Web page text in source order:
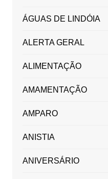
ÁGUAS DE LINDÓIA
ALERTA GERAL
ALIMENTAÇÃO
AMAMENTAÇÃO
AMPARO
ANISTIA
ANIVERSÁRIO